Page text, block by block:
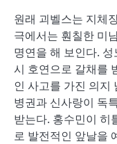
원래 괴벨스는 지체
극에서는 훤칠한 미
명연을 해 보인다.
시 호연으로 갈채를
인 사고를 가진 의지
병권과 신사랑이 독
받는다. 홍수민이 히
로 발전적인 앞날을